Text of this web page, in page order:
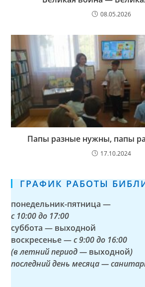
08.05.2026
Папы разные нужны, папы
17.10.2024
ГРАФИК РАБОТЫ
понедельник-пятница —
с 10:00 до 17:00
суббота — выходной
воскресенье —с 9:00 до 16:00
(в летний период — выходной)
последний день месяца —